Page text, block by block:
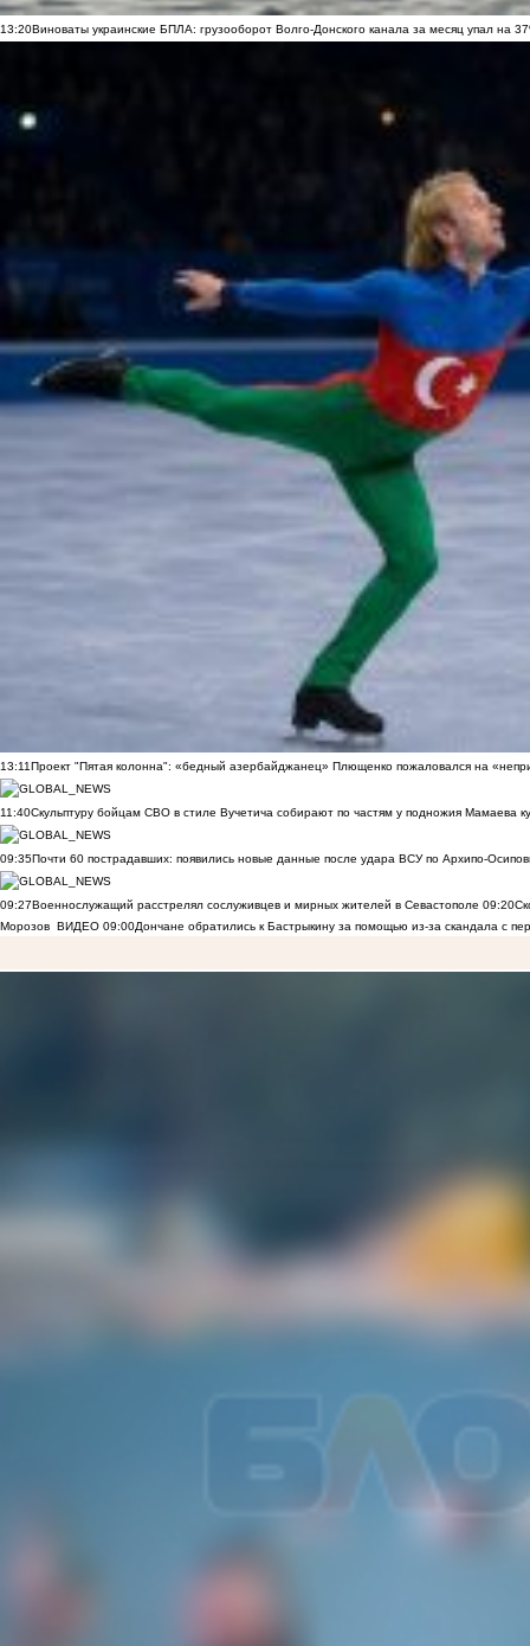
13:20Виноваты украинские БПЛА: грузооборот Волго-Донского канала за месяц упал на
13:11Проект "Пятая колонна": «бедный азербайджанец» Плющенко пожаловался на
11:40Скульптуру бойцам СВО в стиле Вучетича собирают по частям у подножия Мамаева
09:35Почти 60 пострадавших: появились новые данные после удара ВСУ по Архипо-
09:27Военнослужащий расстрелял сослуживцев и мирных жителей в Севастополе 09:20
Морозов ВИДЕО 09:00Дончане обратились к Бастрыкину за помощью из-за скандала с